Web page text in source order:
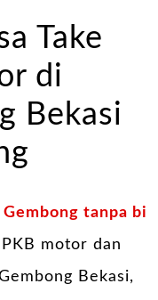
Take
di
Bekasi
tanpa bi
motor dan
Bekasi,